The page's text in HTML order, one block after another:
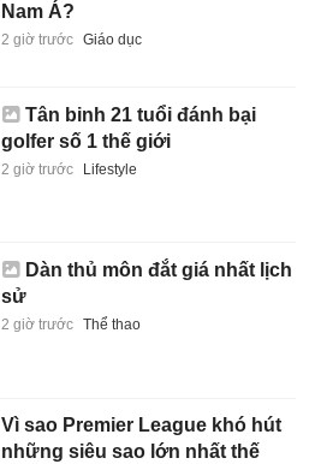
Nam Á?
2 giờ trước Giáo dục
Tân binh 21 tuổi đánh bại
golfer số 1 thế giới
2 giờ trước Lifestyle
Dàn thủ môn đắt giá nhất lịch
sử
2 giờ trước Thể thao
Vì sao Premier League khó hút
những siêu sao lớn nhất thế